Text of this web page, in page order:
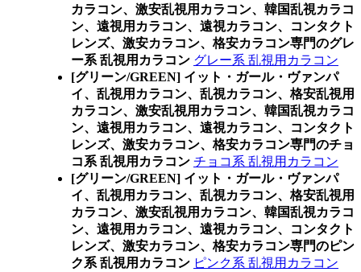
カラコン、激安乱視用カラコン、韓国乱視カラコ
ン、遠視用カラコン、遠視カラコン、コンタクト
レンズ、激安カラコン、格安カラコン専門のグレ
ー系 乱視用カラコン グレー系 乱視用カラコン
[グリーン/GREEN] イット・ガール・ヴァンパ
イ、乱視用カラコン、乱視カラコン、格安乱視用
カラコン、激安乱視用カラコン、韓国乱視カラコ
ン、遠視用カラコン、遠視カラコン、コンタクト
レンズ、激安カラコン、格安カラコン専門のチョ
コ系 乱視用カラコン チョコ系 乱視用カラコン
[グリーン/GREEN] イット・ガール・ヴァンパ
イ、乱視用カラコン、乱視カラコン、格安乱視用
カラコン、激安乱視用カラコン、韓国乱視カラコ
ン、遠視用カラコン、遠視カラコン、コンタクト
レンズ、激安カラコン、格安カラコン専門のピン
ク系 乱視用カラコン ピンク系 乱視用カラコン